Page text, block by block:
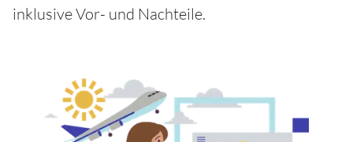
inklusive Vor- und Nachteile.